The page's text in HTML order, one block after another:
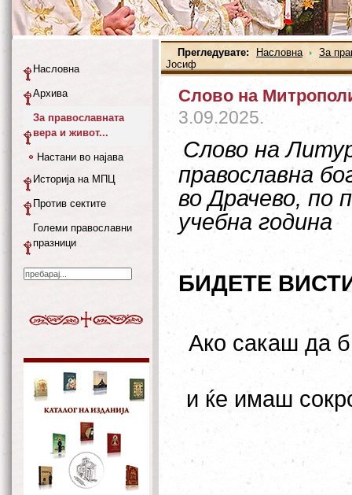
Прегледувате: Насловна
За
Јосиф
Слово на
3.09.2025.
Слово на
православна
во Драчево, по
учебна година
БИДЕТЕ
Ако сакаш да
и ќе имаш
Насловна
Архива
За православната
вера и живот...
Настани во најава
Историја на МПЦ
Против сектите
Големи православни
празници